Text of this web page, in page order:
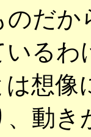
だか
いる
は想
、動